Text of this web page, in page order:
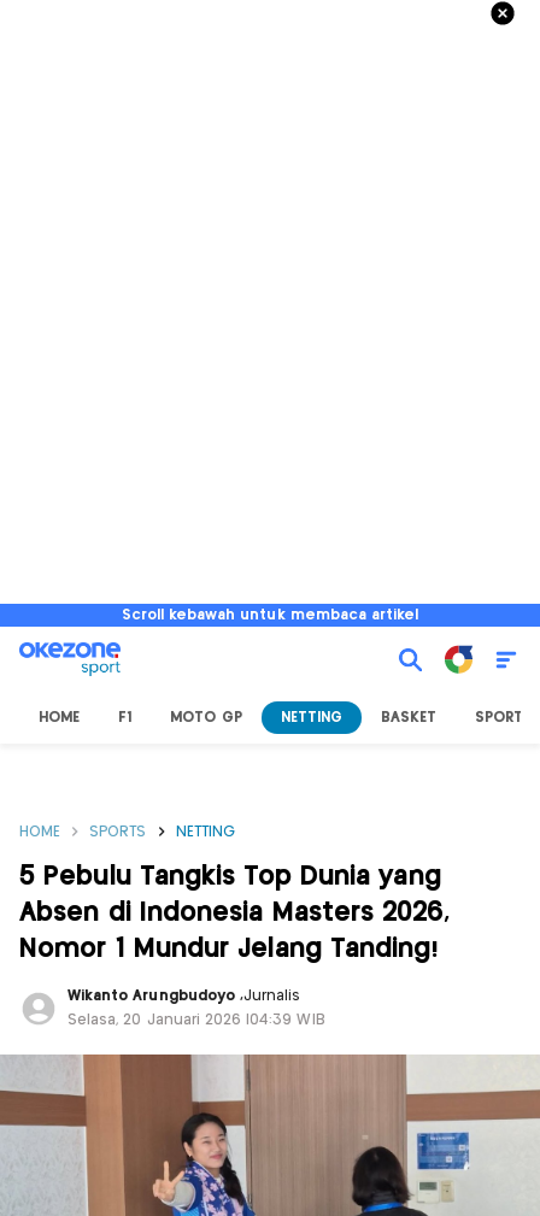
Scroll kebawah untuk membaca artikel
HOME F1 MOTO GP NETTING BASKET SPORT
HOME SPORTS NETTING
5 Pebulu Tangkis Top Dunia yang
Absen di Indonesia Masters 2026,
Nomor 1 Mundur Jelang Tanding!
Wikanto Arungbudoyo ,Jurnalis
Selasa, 20 Januari 2026 |04:39 WIB